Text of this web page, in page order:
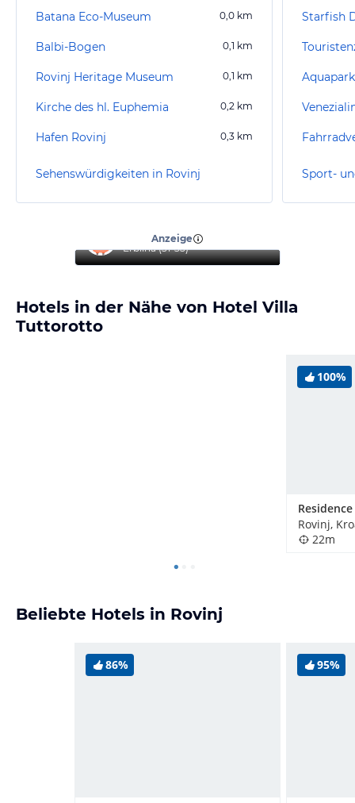
Batana Eco-Museum 0,0 km
Balbi-Bogen 0,1 km
Rovinj Heritage Museum 0,1 km
Kirche des hl. Euphemia 0,2 km
Hafen Rovinj 0,3 km
Sehenswürdigkeiten in Rovinj
Starfish
Sport-
Anzeige
Reise mit Familie
Erblina (31-35)
Hotels in der Nähe von Hotel Villa
Tuttorotto
100%
Rovinj,
22m
Beliebte Hotels in Rovinj
86% 95%